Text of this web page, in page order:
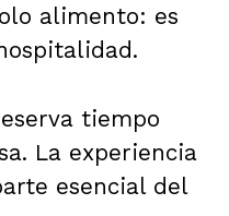
alimento: es
tiempo
La experiencia
esencial del